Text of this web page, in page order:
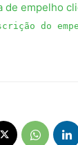
de empelho
do